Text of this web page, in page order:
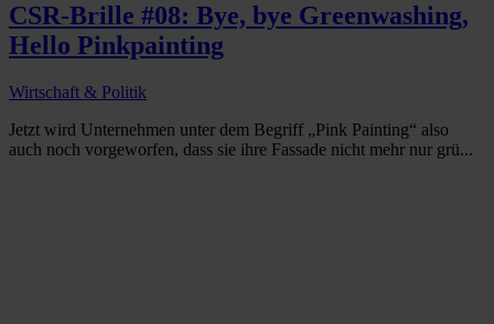
CSR-Brille #08: Bye, bye Greenwashing,
Hello Pinkpainting
Wirtschaft & Politik
Jetzt wird Unternehmen unter dem Begriff „Pink Painting“ also
auch noch vorgeworfen, dass sie ihre Fassade nicht mehr nur grü...